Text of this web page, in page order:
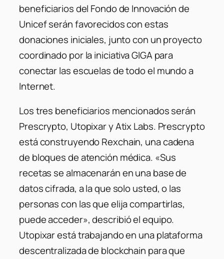
beneficiarios del Fondo de Innovación de
Unicef ​​serán favorecidos con estas
donaciones iniciales, junto con un proyecto
coordinado por la iniciativa GIGA para
conectar las escuelas de todo el mundo a
Internet.
Los tres beneficiarios mencionados serán
Prescrypto, Utopixar y Atix Labs. Prescrypto
está construyendo Rexchain, una cadena
de bloques de atención médica. «Sus
recetas se almacenarán en una base de
datos cifrada, a la que solo usted, o las
personas con las que elija compartirlas,
puede acceder», describió el equipo.
Utopixar está trabajando en una plataforma
descentralizada de blockchain para que